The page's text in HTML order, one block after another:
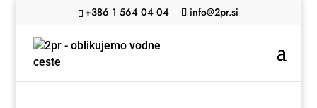
+386 1 564 04 04 info@2pr.si